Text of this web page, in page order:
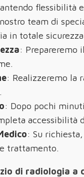
flessibilità
team di
in totale
: Prepareremo
: Realizzeremo la
: Dopo pochi
accessibilità
: Su
trattamento.
di radiologia a